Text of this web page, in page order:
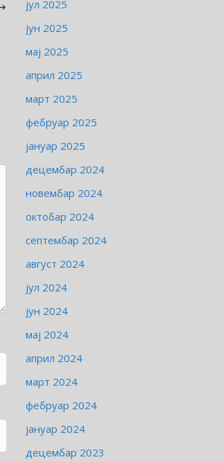
јул 2025
јун 2025
мај 2025
април 2025
март 2025
фебруар 2025
јануар 2025
децембар 2024
новембар 2024
октобар 2024
септембар 2024
август 2024
јул 2024
јун 2024
мај 2024
април 2024
март 2024
фебруар 2024
јануар 2024
децембар 2023